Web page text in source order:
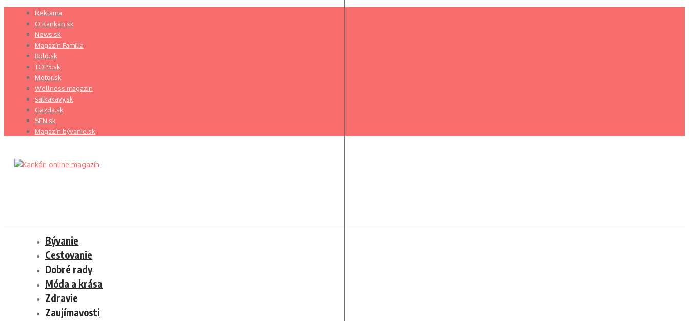
Preskočiť
Reklama
O Kankan.sk
News.sk
Magazín Família
Bold.sk
TOP5.sk
Motor.sk
Wellness magazin
salkakavy.sk
Gazda.sk
SEN.sk
Magazín bývanie.sk
Bývanie
Cestovanie
Dobré rady
Móda a krása
Zdravie
Zaujímavosti